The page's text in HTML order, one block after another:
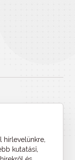
hírlevelünkre,
kutatási,